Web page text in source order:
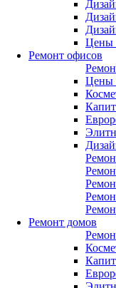
Цены
Ремонт офисов
Цены
Ремонт домов